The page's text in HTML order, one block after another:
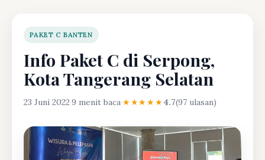
PAKET C BANTEN
Info Paket C di Serpong,
Kota Tangerang Selatan
23 Juni 2022·9 menit baca·★★★★★4.7(97 ulasan)